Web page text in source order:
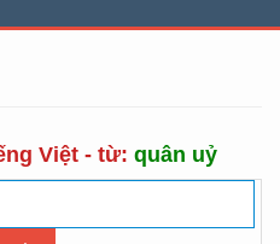
Việt - từ: quân uỷ